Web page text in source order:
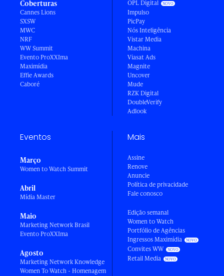
Coberturas
Cannes Lions
SXSW
MWC
NRF
WW Summit
Evento ProXXIma
Maximídia
Effie Awards
Caboré
OPL Digital
Impulso
PicPay
Nós Inteligência
Vistar Media
Machina
Viasat Ads
Magnite
Uncover
Mude
RZK Digital
DoubleVerify
Adlook
Eventos
Março
Women to Watch Summit
Abril
Mídia Master
Maio
Marketing Network Brasil
Evento ProXXIma
Agosto
Marketing Network Knowledge
Women To Watch - Homenagem
Mais
Assine
Renove
Anuncie
Política de privacidade
Fale conosco
Edição semanal
Women to Watch
Portfólio de Agências
Ingressos Maximídia
Convites WW
Retail Media